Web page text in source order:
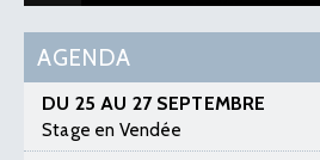
AGENDA
DU 25 AU 27 SEPTEMBRE
Stage en Vendée